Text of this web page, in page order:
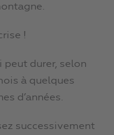
!
peut durer, selon
à quelques
d’années.
successivement